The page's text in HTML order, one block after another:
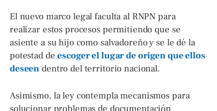
El nuevo marco legal faculta al RNPN para
realizar estos procesos permitiendo que se
asiente a su hijo como salvadoreño y se le dé la
potestad deescoger el lugar de origen que ellos
deseen dentro del territorio nacional.
Asimismo, la ley contempla mecanismos para
solucionar problemas de documentación